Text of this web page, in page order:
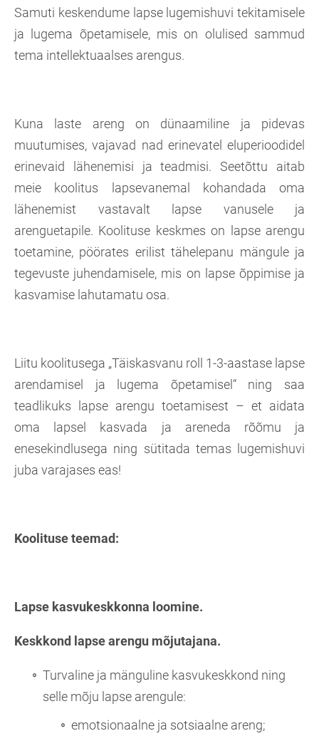
Samuti keskendume lapse lugemishuvi tekitamisele
ja lugema õpetamisele, mis on olulised sammud
tema intellektuaalses arengus.
Kuna laste areng on dünaamiline ja pidevas
muutumises, vajavad nad erinevatel eluperioodidel
erinevaid lähenemisi ja teadmisi. Seetõttu aitab
meie koolitus lapsevanemal kohandada oma
lähenemist vastavalt lapse vanusele ja
arenguetapile. Koolituse keskmes on lapse arengu
toetamine, pöörates erilist tähelepanu mängule ja
tegevuste juhendamisele, mis on lapse õppimise ja
kasvamise lahutamatu osa.
Liitu koolitusega „Täiskasvanu roll 1-3-aastase lapse
arendamisel ja lugema õpetamisel“ ning saa
teadlikuks lapse arengu toetamisest – et aidata
oma lapsel kasvada ja areneda rõõmu ja
enesekindlusega ning sütitada temas lugemishuvi
juba varajases eas!
Koolituse teemad:
Lapse kasvukeskkonna loomine.
Keskkond lapse arengu mõjutajana.
Turvaline ja mänguline kasvukeskkond ning
selle mõju lapse arengule:
emotsionaalne ja sotsiaalne areng;